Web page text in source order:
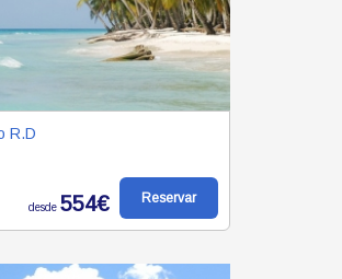
R.D
desde 554€ Reservar